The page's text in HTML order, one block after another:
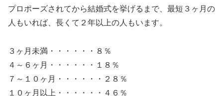
プロポーズされてから結婚式を挙げるまで、最短３ヶ月の
人もいれば、長くて２年以上の人もいます。
３ヶ月未満・・・・・・８％
４～６ヶ月・・・・・・１８％
７～１０ヶ月・・・・・・２８％
１０ヶ月以上・・・・・・４６％